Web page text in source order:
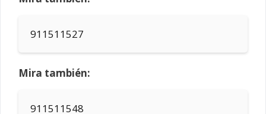
911511527
Mira también:
911511548